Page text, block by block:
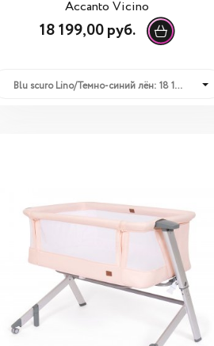
Accanto Vicino
18 199,00 руб.
Blu scuro Lino/Темно-синий лён: 18 199,00 руб.